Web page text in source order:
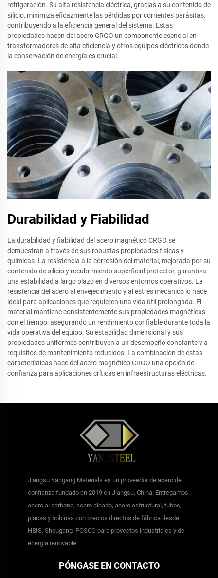
refrigeración. Su alta resistencia eléctrica, gracias a su contenido de
silicio, minimiza eficazmente las pérdidas por corrientes parásitas,
contribuyendo a la eficiencia general del sistema. Estas
propiedades hacen del acero CRGO un componente esencial en
transformadores de alta eficiencia y otros equipos eléctricos donde
la conservación de energía es crucial.
Durabilidad y Fiabilidad
La durabilidad y fiabilidad del acero magnético CRGO se
demuestran a través de sus robustas propiedades físicas y
químicas. La resistencia a la corrosión del material, mejorada por su
contenido de silicio y recubrimiento superficial protector, garantiza
una estabilidad a largo plazo en diversos entornos operativos. La
resistencia del acero al envejecimiento y al estrés mecánico lo hace
ideal para aplicaciones que requieren una vida útil prolongada. El
material mantiene consistentemente sus propiedades magnéticas
con el tiempo, asegurando un rendimiento confiable durante toda la
vida operativa del equipo. Su estabilidad dimensional y sus
propiedades uniformes contribuyen a un desempeño constante y a
requisitos de mantenimiento reducidos. La combinación de estas
características hace del acero magnético CRGO una opción de
confianza para aplicaciones críticas en infraestructuras eléctricas.
Jiangsu Yangang Materials es un proveedor de acero de
confianza fundado en 2019 en Jiangsu, China. Entregamos
acero al carbono, acero aleado, acero estructural, tubos,
placas y bobinas con precios directos de fábrica desde
HBIS, Shougang, POSCO para proyectos industriales y de
energía renovable.
PÓNGASE EN CONTACTO